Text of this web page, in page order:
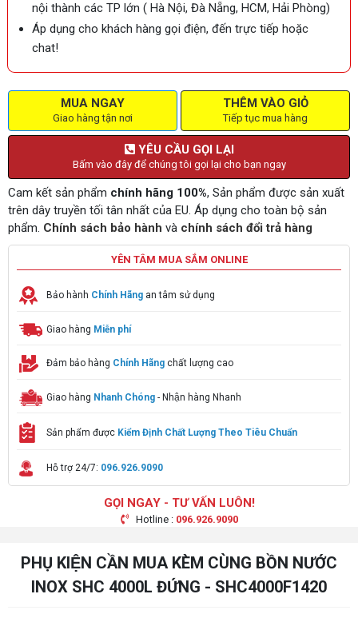
nội thành các TP lớn ( Hà Nội, Đà Nẵng, HCM, Hải Phòng)
Áp dụng cho khách hàng gọi điện, đến trực tiếp hoặc
chat!
MUA NGAY
Giao hàng tận nơi
THÊM VÀO GIỎ
Tiếp tục mua hàng
YÊU CẦU GỌI LẠI
Bấm vào đây để chúng tôi gọi lại cho bạn ngay
Cam kết sản phẩm chính hãng 100%, Sản phẩm được sản xuất
trên dây truyền tối tân nhất của EU. Áp dụng cho toàn bộ sản
phẩm. Chính sách bảo hành và chính sách đổi trả hàng
YÊN TÂM MUA SẮM ONLINE
Bảo hành Chính Hãng an tâm sử dụng
Giao hàng Miễn phí
Đảm bảo hàng Chính Hãng chất lượng cao
Giao hàng Nhanh Chóng - Nhận hàng Nhanh
Sản phẩm được Kiểm Định Chất Lượng Theo Tiêu Chuẩn
Hỗ trợ 24/7: 096.926.9090
GỌI NGAY - TƯ VẤN LUÔN!
Hotline : 096.926.9090
PHỤ KIỆN CẦN MUA KÈM CÙNG BỒN NƯỚC
INOX SHC 4000L ĐỨNG - SHC4000F1420